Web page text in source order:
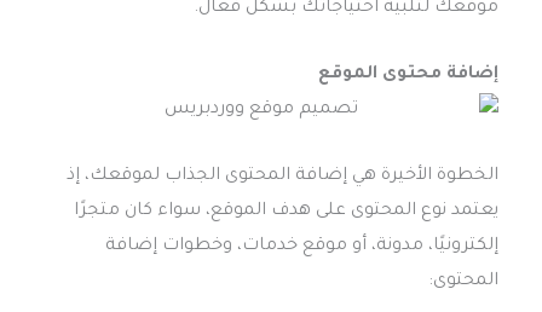
موقعك لتلبية احتياجاتك بشكل فعال.
إضافة محتوى الموقع
الخطوة الأخيرة هي إضافة المحتوى الجذاب لموقعك، إذ
يعتمد نوع المحتوى على هدف الموقع، سواء كان متجرًا
إلكترونيًا، مدونة، أو موقع خدمات، وخطوات إضافة
المحتوى: